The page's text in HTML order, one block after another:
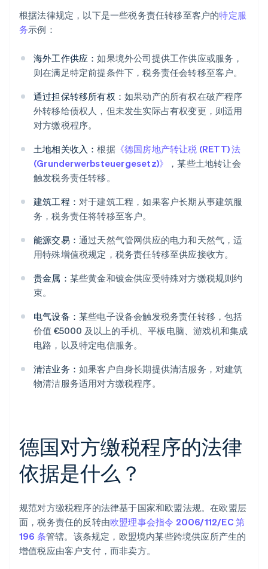
根据法律规定，以下是一些税务责任转移至客户的特定服
务示例：
海外工作供应：如果境外公司提供工作供应或服务，
则在满足特定前提条件下，税务责任会转移至客户。
通过担保转移所有权： 如果动产的所有权在破产程序
外转移给债权人，但未发生实际占有权变更，则适用
对方缴税程序。
土地相关收入：根据《德国房地产转让税 (RETT) 法
(Grunderwerbsteuergesetz)》
，某些土地转让会
触发税务责任转移。
建筑工程： 对于建筑工程，如果客户长期从事建筑服
务，税务责任将转移至客户。
能源交易： 通过天然气管网供应的电力和天然气，适
用特殊增值税规定，税务责任转移至供应接收方。
贵金属： 某些黄金和镀金供应受特殊对方缴税规则约
束。
电气设备： 某些电子设备会触发税务责任转移，包括
价值 €5000 及以上的手机、平板电脑、游戏机和集成
电路，以及特定电信服务。
清洁业务： 如果客户自身长期提供清洁服务，对建筑
物清洁服务适用对方缴税程序。
德国对方缴税程序的法律
依据是什么？
规范对方缴税程序的法律基于国家和欧盟法规。在欧盟层
面，税务责任的反转由欧盟理事会指令 2006/112/EC 第
196 条管辖。该条规定，欧盟境内某些跨境供应所产生的
增值税应由客户支付，而非卖方。